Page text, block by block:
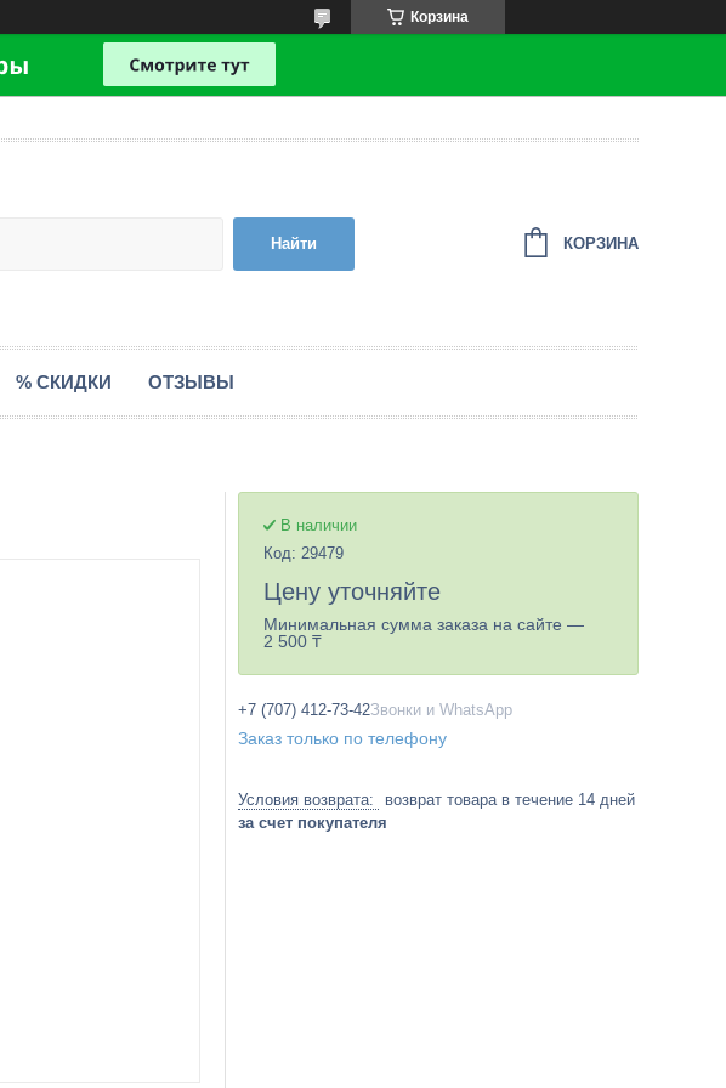
Корзина
Найти КОРЗИНА
% СКИДКИ ОТЗЫВЫ
В наличии
Код: 29479
Цену уточняйте
Минимальная сумма заказа на сайте —
2 500 ₸
+7 (707) 412-73-42Звонки и WhatsApp
Заказ только по телефону
возврат товара в течение 14 дней
за счет покупателя